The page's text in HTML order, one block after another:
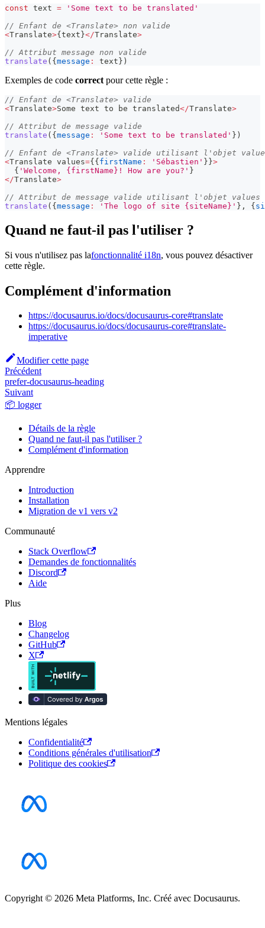
const text =
'Some text to be translated'
// Enfant de <Translate> non valide
<Translate>{ text }</Translate>
// Attribut message non valide
translate ( { message : text } )
Exemples de code correct pour cette règle :
// Enfant de <Translate> valide
<Translate>Some text to be translated</Translate>
// Attribut de message valide
translate ( { message : 'Some text to be translated' } )
// Enfant de <Translate> valide utilisant l'objet values
<Translate values={ { firstName : 'Sébastien' } }>
{ 'Welcome, {firstName}! How are you?' }
</Translate>
// Attribut de message valide utilisant l'objet values
translate ( { message : 'The logo of site {siteName}' } , {
Quand ne faut-il pas l'utiliser ?
Si vous n'utilisez pas lafonctionnalité i18n, vous pouvez désactiver
cette règle.
Complément d'information
https://docusaurus.io/docs/docusaurus-core#translate
https://docusaurus.io/docs/docusaurus-core#translate-
imperative
Modifier cette page
Précédent
prefer-docusaurus-heading
Suivant
📦 logger
Détails de la règle
Quand ne faut-il pas l'utiliser ?
Complément d'information
Apprendre
Introduction
Installation
Migration de v1 vers v2
Communauté
Stack Overflow
Demandes de fonctionnalités
Discord
Aide
Plus
Blog
Changelog
GitHub
X
Mentions légales
Confidentialité
Conditions générales d'utilisation
Politique des cookies
Copyright © 2026 Meta Platforms, Inc. Créé avec Docusaurus.